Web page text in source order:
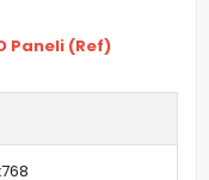
Paneli (Ref)